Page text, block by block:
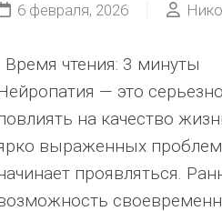
6 февраля, 2026
Время чтения: 3 минуты
— это
на качество
выраженных
проявляться.